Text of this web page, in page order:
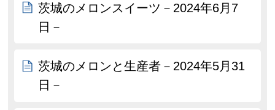
茨城のメロンスイーツ－2024年6月7
日－
茨城のメロンと生産者－2024年5月31
日－